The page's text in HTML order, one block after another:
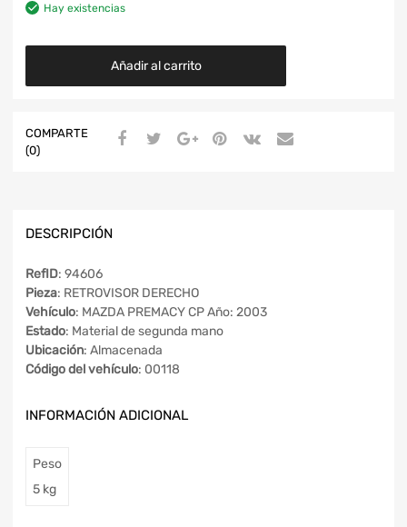
Hay existencias
Añadir al carrito
COMPARTE
(0)
DESCRIPCIÓN
RefID: 94606
Pieza: RETROVISOR DERECHO
Vehículo: MAZDA PREMACY CP Año: 2003
Estado: Material de segunda mano
Ubicación: Almacenada
Código del vehículo: 00118
INFORMACIÓN ADICIONAL
Peso
5 kg